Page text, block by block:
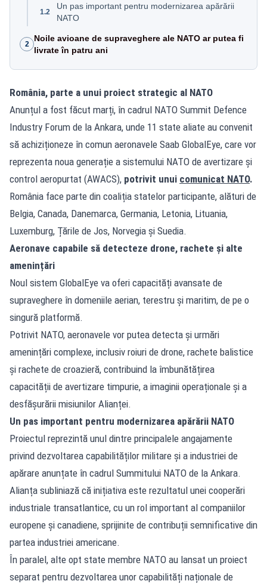
1.2
Un pas important pentru modernizarea apărării
NATO
2
Noile avioane de supraveghere ale NATO ar putea fi
livrate în patru ani
România, parte a unui proiect strategic al NATO
Anunțul a fost făcut marți, în cadrul NATO Summit Defence
Industry Forum de la Ankara, unde 11 state aliate au convenit
să achiziționeze în comun aeronavele Saab GlobalEye, care vor
reprezenta noua generație a sistemului NATO de avertizare și
control aeropurtat (AWACS), potrivit unui comunicat NATO.
România face parte din coaliția statelor participante, alături de
Belgia, Canada, Danemarca, Germania, Letonia, Lituania,
Luxemburg, Țările de Jos, Norvegia și Suedia.
Aeronave capabile să detecteze drone, rachete și alte
amenințări
Noul sistem GlobalEye va oferi capacități avansate de
supraveghere în domeniile aerian, terestru și maritim, de pe o
singură platformă.
Potrivit NATO, aeronavele vor putea detecta și urmări
amenințări complexe, inclusiv roiuri de drone, rachete balistice
și rachete de croazieră, contribuind la îmbunătățirea
capacității de avertizare timpurie, a imaginii operaționale și a
desfășurării misiunilor Alianței.
Un pas important pentru modernizarea apărării NATO
Proiectul reprezintă unul dintre principalele angajamente
privind dezvoltarea capabilităților militare și a industriei de
apărare anunțate în cadrul Summitului NATO de la Ankara.
Alianța subliniază că inițiativa este rezultatul unei cooperări
industriale transatlantice, cu un rol important al companiilor
europene și canadiene, sprijinite de contribuții semnificative din
partea industriei americane.
În paralel, alte opt state membre NATO au lansat un proiect
separat pentru dezvoltarea unor capabilități naționale de